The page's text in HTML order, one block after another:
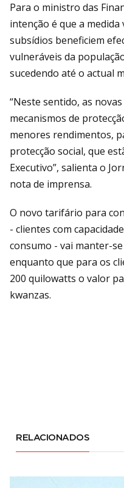
Para o ministro das
intenção é que a
subsídios beneficiem
vulneráveis da
sucedendo até o actual
“Neste sentido, as
mecanismos de
menores rendimentos,
protecção social, que
Executivo”, salienta o
nota de imprensa.
O novo tarifário para
- clientes com
consumo - vai manter-
enquanto que para os
200 quilowatts o valor
kwanzas.
RELACIONADOS